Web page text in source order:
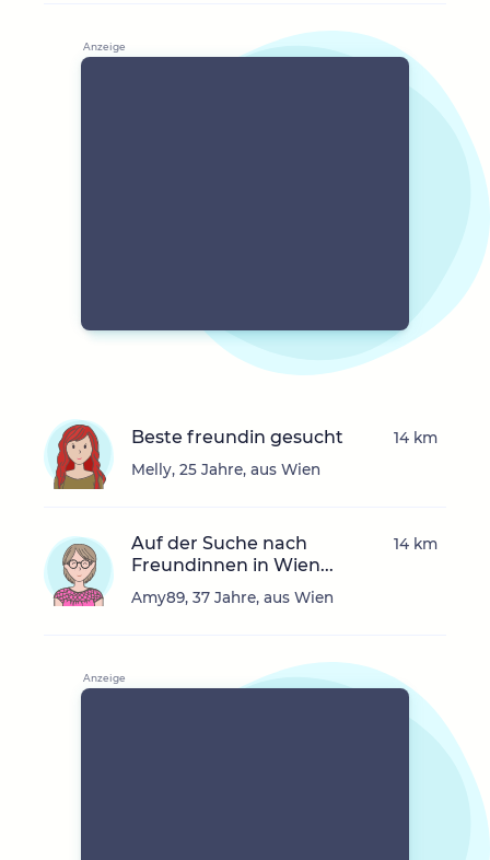
Beste freundin gesucht
Melly, 25 Jahre, aus Wien
14 km
Auf der Suche nach
Freundinnen in Wien...
Amy89, 37 Jahre, aus Wien
14 km